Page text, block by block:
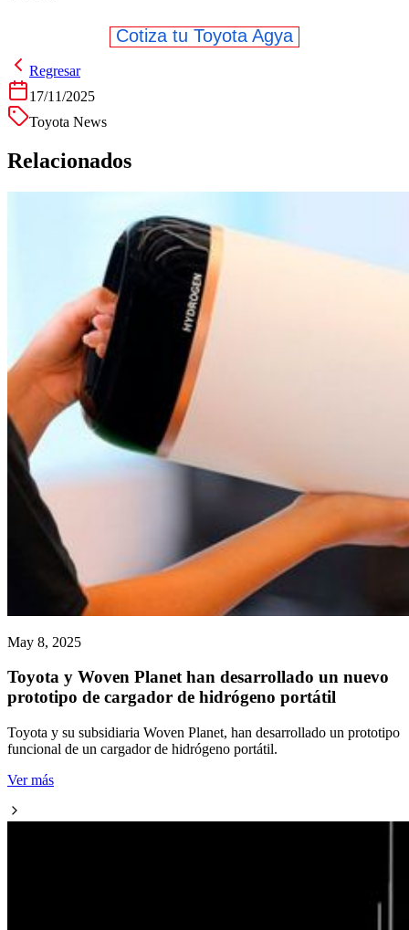
Cotiza tu Toyota Agya
Regresar
17/11/2025
Toyota News
Relacionados
May 8, 2025
Toyota y Woven Planet han desarrollado un nuevo
prototipo de cargador de hidrógeno portátil
Toyota y su subsidiaria Woven Planet, han desarrollado un prototipo
funcional de un cargador de hidrógeno portátil.
Ver más